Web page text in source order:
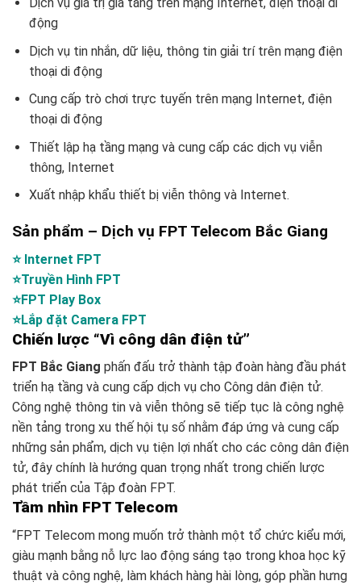
động
Dịch vụ tin nhắn, dữ liệu, thông tin giải trí trên mạng điện
thoại di động
Cung cấp trò chơi trực tuyến trên mạng Internet, điện
thoại di động
Thiết lập hạ tầng mạng và cung cấp các dịch vụ viễn
thông, Internet
Xuất nhập khẩu thiết bị viễn thông và Internet.
Sản phẩm – Dịch vụ FPT Telecom Bắc Giang
⭐ Internet FPT
⭐Truyền Hình FPT
⭐FPT Play Box
⭐Lắp đặt Camera FPT
Chiến lược “Vì công dân điện tử”
FPT Bắc Giang phấn đấu trở thành tập đoàn hàng đầu phát
triển hạ tầng và cung cấp dịch vụ cho Công dân điện tử.
Công nghệ thông tin và viễn thông sẽ tiếp tục là công nghệ
nền tảng trong xu thế hội tụ số nhằm đáp ứng và cung cấp
những sản phẩm, dịch vụ tiện lợi nhất cho các công dân điện
tử, đây chính là hướng quan trọng nhất trong chiến lược
phát triển của Tập đoàn FPT.
Tầm nhìn FPT Telecom
“FPT Telecom mong muốn trở thành một tổ chức kiểu mới,
giàu mạnh bằng nỗ lực lao động sáng tạo trong khoa học kỹ
thuật và công nghệ, làm khách hàng hài lòng, góp phần hưng